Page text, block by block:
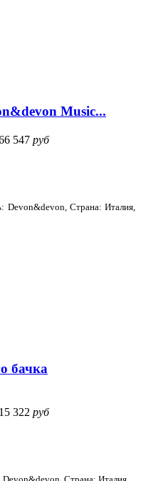
Music...
547 руб
Devon&devon, Страна: Италия,
бачка
15 322 руб